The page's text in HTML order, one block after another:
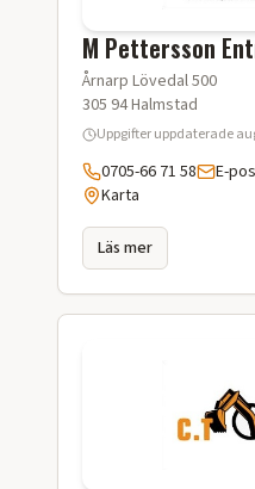
M Pettersson
Årnarp Lövedal 500
305 94Halmstad
Uppgifter uppdaterade
0705-66 71 58 E-
Karta
Läs mer